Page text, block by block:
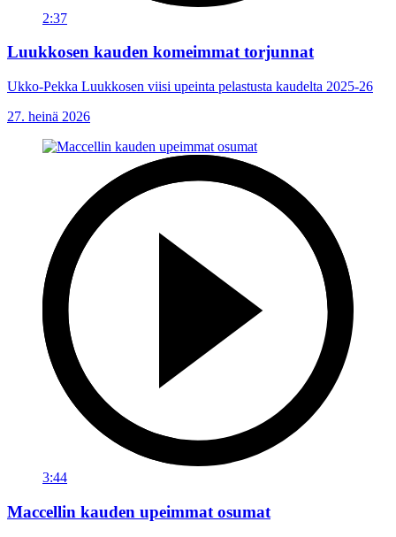
2:37
Luukkosen kauden komeimmat torjunnat
Ukko-Pekka Luukkosen viisi upeinta pelastusta kaudelta 2025-26
27. heinä 2026
3:44
Maccellin kauden upeimmat osumat